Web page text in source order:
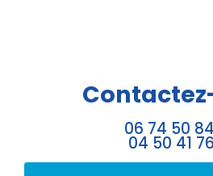
06 74 50
04 50 41